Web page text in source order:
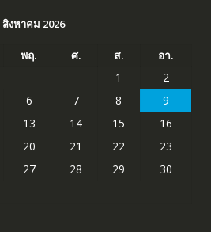
สิงหาคม 2026
พฤ. ศ. ส.
อา.
1
2
6 7 8
9
13 14 15
16
20 21 22
23
27 28 29
30